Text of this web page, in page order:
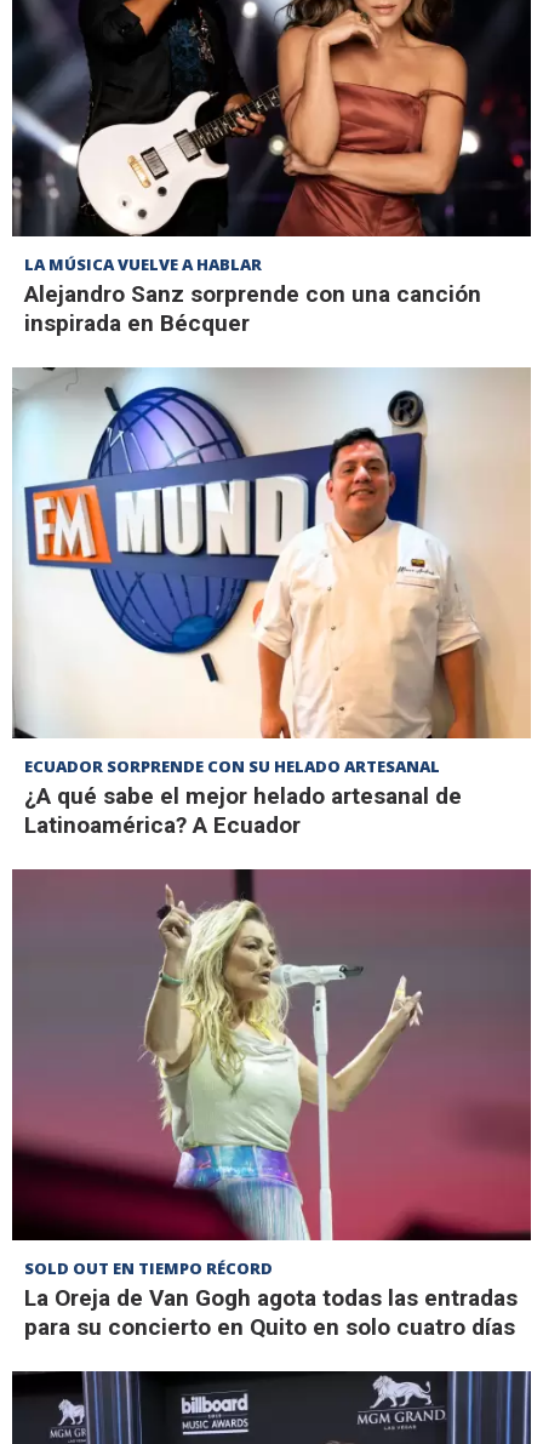
LA MÚSICA VUELVE A HABLAR
Alejandro Sanz sorprende con una canción
inspirada en Bécquer
ECUADOR SORPRENDE CON SU HELADO ARTESANAL
¿A qué sabe el mejor helado artesanal de
Latinoamérica? A Ecuador
SOLD OUT EN TIEMPO RÉCORD
La Oreja de Van Gogh agota todas las entradas
para su concierto en Quito en solo cuatro días